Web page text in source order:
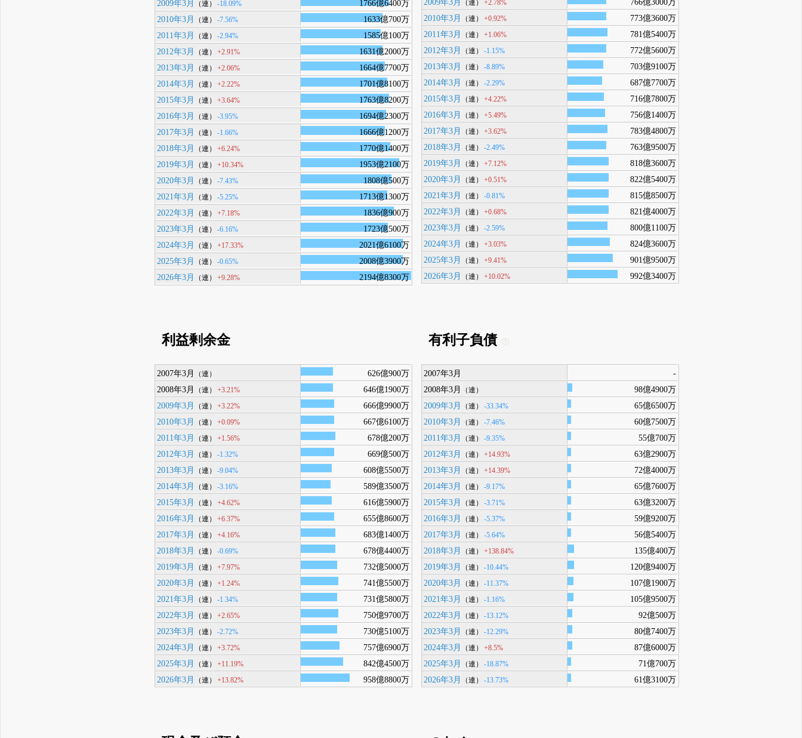
2009年3月
（連） -18.09%
1766億6400万
2010年3月
（連） -7.56%
1633億700万
2011年3月
（連） -2.94%
1585億100万
2012年3月
（連） +2.91%
1631億2000万
2013年3月
（連） +2.06%
1664億7700万
2014年3月
（連） +2.22%
1701億8100万
2015年3月
（連） +3.64%
1763億8200万
2016年3月
（連） -3.95%
1694億2300万
2017年3月
（連） -1.66%
1666億1200万
2018年3月
（連） +6.24%
1770億1400万
2019年3月
（連） +10.34%
1953億2100万
2020年3月
（連） -7.43%
1808億500万
2021年3月
（連） -5.25%
1713億1300万
2022年3月
（連） +7.18%
1836億900万
2023年3月
（連） -6.16%
1723億500万
2024年3月
（連） +17.33%
2021億6100万
2025年3月
（連） -0.65%
2008億3900万
2026年3月
（連） +9.28% 2194億8300万
（連） +2.78%
2010年3月
（連） +0.92%
773億3600万
2011年3月
（連） +1.06%
781億5400万
2012年3月
（連） -1.15%
772億5600万
2013年3月
（連） -8.89%
703億9100万
2014年3月
（連） -2.29%
687億7700万
2015年3月
（連） +4.22%
716億7800万
2016年3月
（連） +5.49%
756億1400万
2017年3月
（連） +3.62%
783億4800万
2018年3月
（連） -2.49%
763億9500万
2019年3月
（連） +7.12%
818億3600万
2020年3月
（連） +0.51%
822億5400万
2021年3月
（連） -0.81%
815億8500万
2022年3月
（連） +0.68%
821億4000万
2023年3月
（連） -2.59%
800億1100万
2024年3月
（連） +3.03%
824億3600万
2025年3月
（連） +9.41%
901億9500万
2026年3月
（連） +10.02% 992億3400万
利益剰余金
2007年3月 （連）
626億900万
2008年3月
（連） +3.21%
646億1900万
2009年3月
（連） +3.22%
666億9900万
2010年3月
（連） +0.09%
667億6100万
2011年3月
（連） +1.56%
678億200万
2012年3月
（連） -1.32%
669億500万
2013年3月
（連） -9.04%
608億5500万
2014年3月
（連） -3.16%
589億3500万
2015年3月
（連） +4.62%
616億5900万
2016年3月
（連） +6.37%
655億8600万
2017年3月
（連） +4.16%
683億1400万
2018年3月
（連） -0.69%
678億4400万
2019年3月
（連） +7.97%
732億5000万
2020年3月
（連） +1.24%
741億5500万
2021年3月
（連） -1.34%
731億5800万
2022年3月
（連） +2.65%
750億9700万
2023年3月
（連） -2.72%
730億5100万
2024年3月
（連） +3.72%
757億6900万
2025年3月
（連） +11.19%
842億4500万
2026年3月
（連） +13.82% 958億8800万
有利子負債
2007年3月
-
2008年3月
（連）
98億4900万
2009年3月
（連） -33.34%
65億6500万
2010年3月
（連） -7.46%
60億7500万
2011年3月
（連） -9.35%
55億700万
2012年3月
（連） +14.93%
63億2900万
2013年3月
（連） +14.39%
72億4000万
2014年3月
（連） -9.17%
65億7600万
2015年3月
（連） -3.71%
63億3200万
2016年3月
（連） -5.37%
59億9200万
2017年3月
（連） -5.64%
56億5400万
2018年3月
（連） +138.84%
135億400万
2019年3月
（連） -10.44%
120億9400万
2020年3月
（連） -11.37%
107億1900万
2021年3月
（連） -1.16%
105億9500万
2022年3月
（連） -13.12%
92億500万
2023年3月
（連） -12.29%
80億7400万
2024年3月
（連） +8.5%
87億6000万
2025年3月
（連） -18.87%
71億700万
2026年3月
（連） -13.73% 61億3100万